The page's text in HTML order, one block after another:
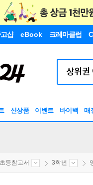
샵 eBook 크레마클럽
신상품 이벤트 바이백 매
초등참고서 3학년